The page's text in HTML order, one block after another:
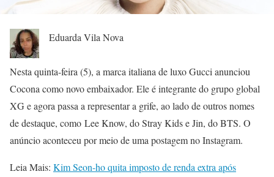
Eduarda Vila Nova
Nesta quinta-feira (5), a marca italiana de luxo Gucci anunciou
Cocona como novo embaixador. Ele é integrante do grupo global
XG e agora passa a representar a grife, ao lado de outros nomes
de destaque, como Lee Know, do Stray Kids e Jin, do BTS. O
anúncio aconteceu por meio de uma postagem no Instagram.
Leia Mais: Kim Seon-ho quita imposto de renda extra após